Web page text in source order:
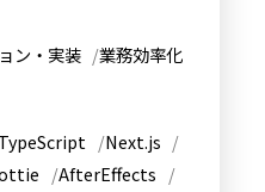
ン・実装
業務効率化
TypeScript
Next.js
AfterEffects